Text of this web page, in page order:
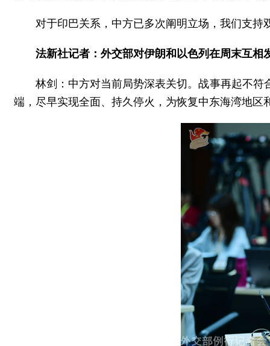
对于印巴关系，中方已多次阐明立场，我们支
法新社记者：外交部对伊朗和以色列在周末互相
林剑：中方对当前局势深表关切。战事再起不
端，尽早实现全面、持久停火，为恢复中东海湾地区